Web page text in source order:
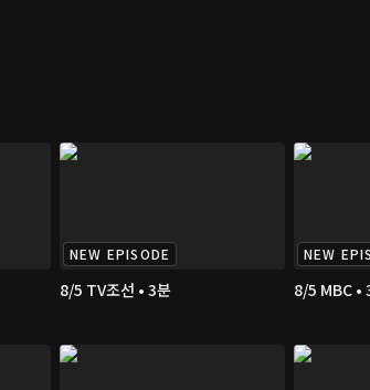
NEW EPISODE
8/5 TV조선 • 3분
NEW
8/5 MBC •